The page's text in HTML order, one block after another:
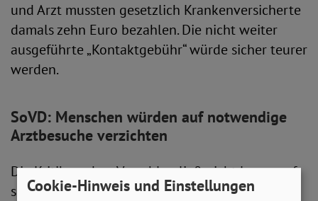
und Arzt mussten gesetzlich Krankenversicherte
damals zehn Euro bezahlen. Die nicht weiter
ausgeführte „Kontaktgebühr“ würde sicher teurer
werden.
SoVD: Menschen würden auf notwendige
Arztbesuche verzichten
Die Kritik an dem Vorschlag ließ nicht lange auf
sich warten und kam von verschiedenen Seiten.
Cookie-Hinweis und Einstellungen